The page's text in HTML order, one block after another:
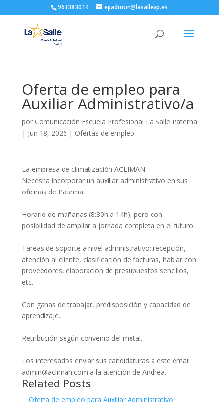
961383014 epadmon@lasallevp.es
Oferta de empleo para
Auxiliar Administrativo/a
por Comunicación Escuela Profesional La Salle Paterna
| Jun 18, 2026 | Ofertas de empleo
La empresa de climatización ACLIMAN.
Necesita incorporar un auxiliar administrativo en sus
oficinas de Paterna.
Horario de mañanas (8:30h a 14h), pero con
posibilidad de ampliar a jornada completa en el futuro.
Tareas de soporte a nivel administrativo: recepción,
atención al cliente, clasificación de facturas, hablar con
proveedores, elaboración de presupuestos sencillos,
etc.
Con ganas de trabajar, predisposición y capacidad de
aprendizaje.
Retribución según convenio del metal.
Los interesados enviar sus candidaturas a este email
admin@acliman.com a la atención de Andrea.
Related Posts
Oferta de empleo para Auxiliar Administrativo